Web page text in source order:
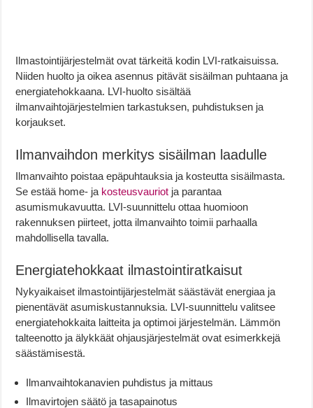
Ilmastointijärjestelmät ovat tärkeitä kodin LVI-ratkaisuissa.
Niiden huolto ja oikea asennus pitävät sisäilman puhtaana ja
energiatehokkaana. LVI-huolto sisältää
ilmanvaihtojärjestelmien tarkastuksen, puhdistuksen ja
korjaukset.
Ilmanvaihdon merkitys sisäilman laadulle
Ilmanvaihto poistaa epäpuhtauksia ja kosteutta sisäilmasta.
Se estää home- ja kosteusvauriot ja parantaa
asumismukavuutta. LVI-suunnittelu ottaa huomioon
rakennuksen piirteet, jotta ilmanvaihto toimii parhaalla
mahdollisella tavalla.
Energiatehokkaat ilmastointiratkaisut
Nykyaikaiset ilmastointijärjestelmät säästävät energiaa ja
pienentävät asumiskustannuksia. LVI-suunnittelu valitsee
energiatehokkaita laitteita ja optimoi järjestelmän. Lämmön
talteenotto ja älykkäät ohjausjärjestelmät ovat esimerkkejä
säästämisestä.
Ilmanvaihtokanavien puhdistus ja mittaus
Ilmavirtojen säätö ja tasapainotus